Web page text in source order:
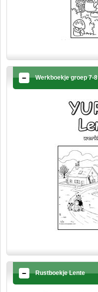
Werkboekje groep 7-8
Rustboekje Lente